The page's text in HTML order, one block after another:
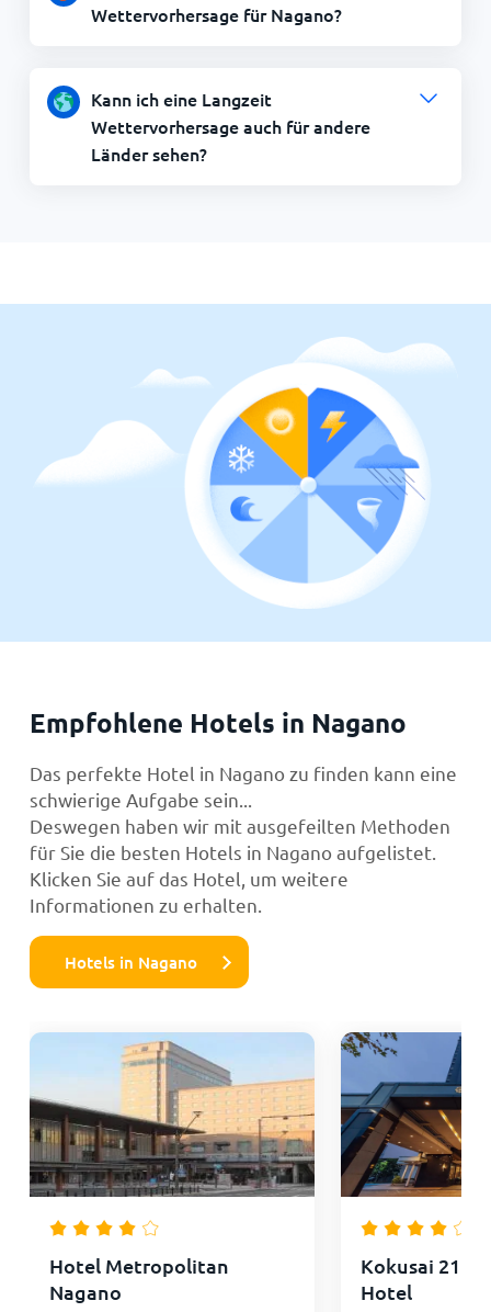
Wettervorhersage für Nagano?
Kann ich eine Langzeit
Wettervorhersage auch für andere
Länder sehen?
Empfohlene Hotels in Nagano
Das perfekte Hotel in Nagano zu finden kann eine
schwierige Aufgabe sein...
Deswegen haben wir mit ausgefeilten Methoden
für Sie die besten Hotels in Nagano aufgelistet.
Klicken Sie auf das Hotel, um weitere
Informationen zu erhalten.
Hotels in Nagano
Hotel Metropolitan
Nagano
Kokusai 21
Hotel